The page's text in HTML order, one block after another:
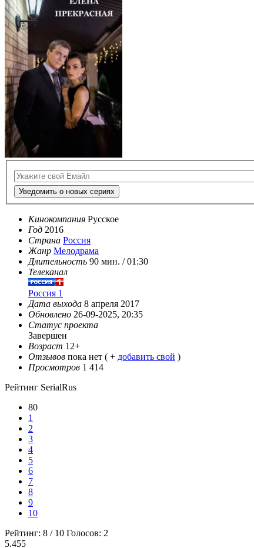
Уведомить о новых сериях
Кинокомпания Русское
Год 2016
Страна Россия
Жанр Мелодрама
Длительность 90 мин. / 01:30
Телеканал
Россия 1
Дата выхода 8 апреля 2017
Обновлено 26-09-2025, 20:35
Статус проекта
Завершен
Возраст 12+
Отзывов пока нет ( + добавить свой )
Просмотров 1 414
Рейтинг SerialRus
80
1
2
3
4
5
6
7
8
9
10
Рейтинг: 8 / 10 Голосов: 2
5.455